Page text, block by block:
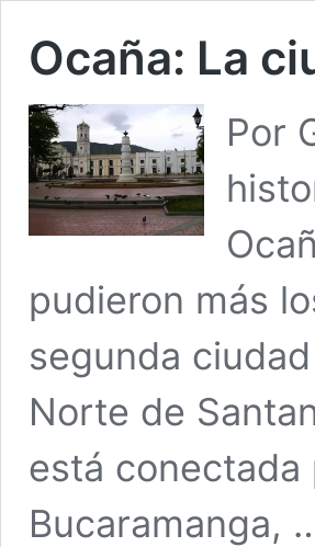
Ocaña: La
Por
pudieron más
segunda
Norte de
está
Bucaramanga,